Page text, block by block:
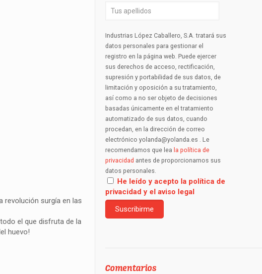
revolución surgía en las
el que disfruta de la
huevo!
Industrias López Caballero, S.A. tratará sus
datos personales para gestionar el
registro en la página web. Puede ejercer
sus derechos de acceso, rectificación,
supresión y portabilidad de sus datos, de
limitación y oposición a su tratamiento,
así como a no ser objeto de decisiones
basadas únicamente en el tratamiento
automatizado de sus datos, cuando
procedan, en la dirección de correo
electrónico yolanda@yolanda.es . Le
recomendamos que lea la política de
privacidad antes de proporcionarnos sus
datos personales.
He leído y acepto la política de
privacidad y el aviso legal
Comentarios